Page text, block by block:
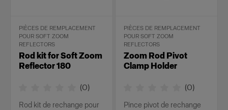
PIÈCES DE REMPLACEMENT
POUR SOFT ZOOM
REFLECTORS
Rod kit for Soft Zoom
Reflector 180
(0)
Rod kit de rechange pour
PIÈCES DE REMPLACEMENT
POUR SOFT ZOOM
REFLECTORS
Zoom Rod Pivot
Clamp Holder
(0)
Pince pivot de rechange